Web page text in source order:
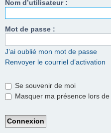
Nom d’utilisateur :
Mot de passe :
J’ai oublié mon mot de passe
Renvoyer le courriel d’activation
Se souvenir de moi
Masquer ma présence lors